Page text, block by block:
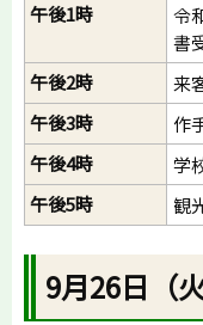
午後1時
令
書
午後2時
来
午後3時
作
午後4時
学
午後5時
観
9月26日（